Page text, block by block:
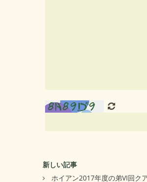
新しい記事
ホイアン2017年度の弟VI回ク